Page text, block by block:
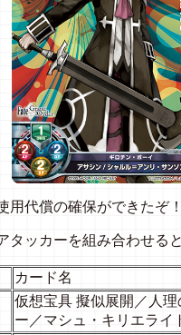
用代償の確保ができたぞ
タッカーを組み合わせる
カード名
仮想宝具 擬似展開／人
ー／マシュ・キリエライ